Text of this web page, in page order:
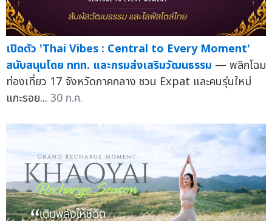
เปิดตัว 'Thai Vibes : Central to Every Moment'
สนับสนุนโดย ททท. และกรมส่งเสริมวัฒนธรรม — พลิกโฉม
ท่องเที่ยว 17 จังหวัดภาคกลาง ชวน Expat และคนรุ่นใหม่
แกะรอย... 30 ก.ค.